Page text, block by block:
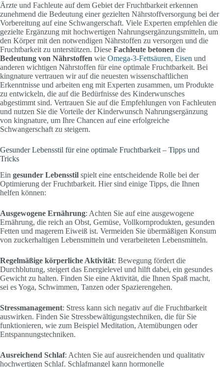
Ärzte und Fachleute auf dem Gebiet der Fruchtbarkeit erkennen
zunehmend die Bedeutung einer gezielten Nährstoffversorgung bei der
Vorbereitung auf eine Schwangerschaft. Viele Experten empfehlen die
gezielte Ergänzung mit hochwertigen Nahrungsergänzungsmitteln, um
den Körper mit den notwendigen Nährstoffen zu versorgen und die
Fruchtbarkeit zu unterstützen. Diese Fachleute betonen die
Bedeutung von Nährstoffen wie Omega-3-Fettsäuren, Eisen und
anderen wichtigen Nährstoffen für eine optimale Fruchtbarkeit. Bei
kingnature vertrauen wir auf die neuesten wissenschaftlichen
Erkenntnisse und arbeiten eng mit Experten zusammen, um Produkte
zu entwickeln, die auf die Bedürfnisse des Kinderwunsches
abgestimmt sind. Vertrauen Sie auf die Empfehlungen von Fachleuten
und nutzen Sie die Vorteile der Kinderwunsch Nahrungsergänzung
von kingnature, um Ihre Chancen auf eine erfolgreiche
Schwangerschaft zu steigern.
Gesunder Lebensstil für eine optimale Fruchtbarkeit – Tipps und
Tricks
Ein gesunder Lebensstil spielt eine entscheidende Rolle bei der
Optimierung der Fruchtbarkeit. Hier sind einige Tipps, die Ihnen
helfen können:
Ausgewogene Ernährung: Achten Sie auf eine ausgewogene
Ernährung, die reich an Obst, Gemüse, Vollkornprodukten, gesunden
Fetten und magerem Eiweiß ist. Vermeiden Sie übermäßigen Konsum
von zuckerhaltigen Lebensmitteln und verarbeiteten Lebensmitteln.
Regelmäßige körperliche Aktivität: Bewegung fördert die
Durchblutung, steigert das Energielevel und hilft dabei, ein gesundes
Gewicht zu halten. Finden Sie eine Aktivität, die Ihnen Spaß macht,
sei es Yoga, Schwimmen, Tanzen oder Spazierengehen.
Stressmanagement: Stress kann sich negativ auf die Fruchtbarkeit
auswirken. Finden Sie Stressbewältigungstechniken, die für Sie
funktionieren, wie zum Beispiel Meditation, Atemübungen oder
Entspannungstechniken.
Ausreichend Schlaf: Achten Sie auf ausreichenden und qualitativ
hochwertigen Schlaf. Schlafmangel kann hormonelle